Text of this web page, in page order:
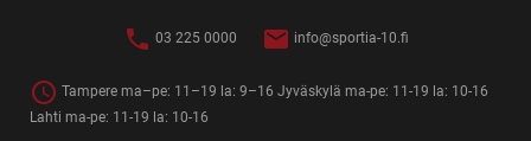
03 225 0000 info@sportia-10.fi
Tampere ma–pe: 11–19 la: 9–16 Jyväskylä ma-pe: 11-19 la: 10-16
Lahti ma-pe: 11-19 la: 10-16